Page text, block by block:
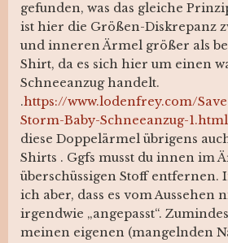
gefunden, was das gleiche
ist hier die Größen-Diskrepanz
und inneren Ärmel größer als
Shirt, da es sich hier um einen
Schneeanzug handelt.
.https://www.lodenfrey.com/
Storm-Baby-Schneeanzug-1.html
diese Doppelärmel übrigens
Shirts . Ggfs musst du innen im
überschüssigen Stoff entfernen.
ich aber, dass es vom Aussehen
irgendwie „angepasst“.
meinen eigenen (mangelnden